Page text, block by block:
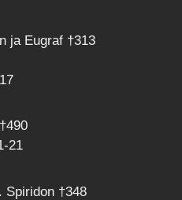
ja Eugraf †313
21
Spiridon †348